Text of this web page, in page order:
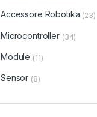
Accessore Robotika (23)
Microcontroller (34)
Module (11)
Sensor (8)